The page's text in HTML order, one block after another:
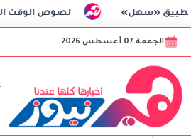
لصوص الوقت المحترفون: كيف
الجمعة 07 أغسطس 2026